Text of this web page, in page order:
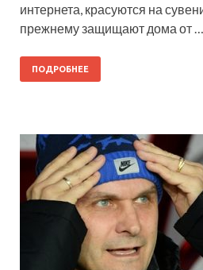
интернета, красуются на
прежнему защищают дома от …
ПОДРОБНЕЕ